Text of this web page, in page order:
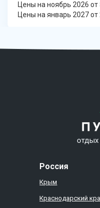
Цены на ноябрь 2026 от
Цены на январь 2027 от
отдых
Россия
Крым
Краснодарский